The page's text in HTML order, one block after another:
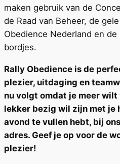
maken gebruik van de
de Raad van Beheer, de
Obedience Nederland en de
bordjes.
Rally Obedience is de
plezier, uitdaging en
nu volgt omdat je meer
lekker bezig wil zijn met je
avond te vullen hebt, bij
adres. Geef je op voor de
plezier!